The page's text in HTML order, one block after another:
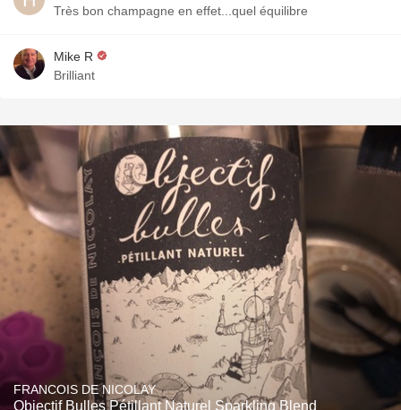
Très bon champagne en effet...quel équilibre
Mike R
Brilliant
FRANCOIS DE NICOLAY
Objectif Bulles Pétillant Naturel Sparkling Blend